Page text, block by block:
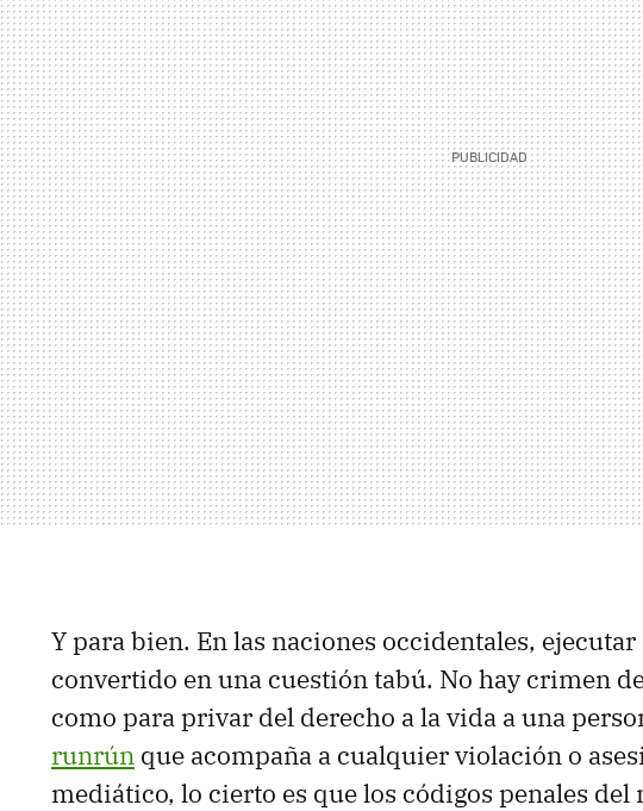
Y para bien. En las naciones occidentales, ejecutar
convertido en una cuestión tabú. No hay crimen
como para privar del derecho a la vida a una
runrún que acompaña a cualquier violación o
mediático, lo cierto es que los códigos penales